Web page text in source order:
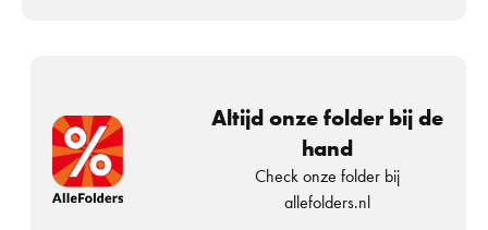
Altijd onze folder bij de
hand
Check onze folder bij
allefolders.nl